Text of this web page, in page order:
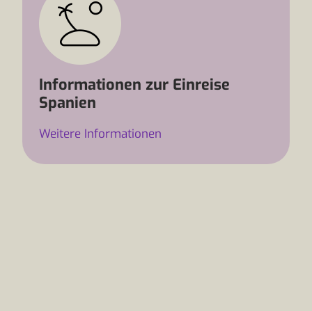
Informationen zur Einreise
Spanien
Weitere Informationen